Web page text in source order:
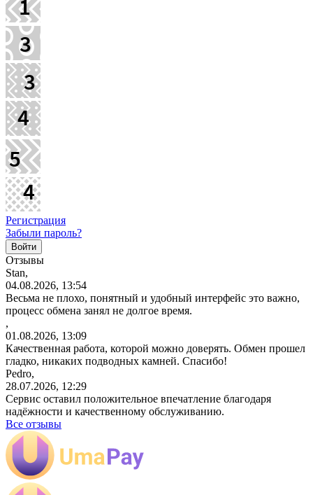
Регистрация
Забыли пароль?
Отзывы
Stan,
04.08.2026, 13:54
Весьма не плохо, понятный и удобный интерфейс это важно,
процесс обмена занял не долгое время.
,
01.08.2026, 13:09
Качественная работа, которой можно доверять. Обмен прошел
гладко, никаких подводных камней. Спасибо!
Pedro,
28.07.2026, 12:29
Сервис оставил положительное впечатление благодаря
надёжности и качественному обслуживанию.
Все отзывы